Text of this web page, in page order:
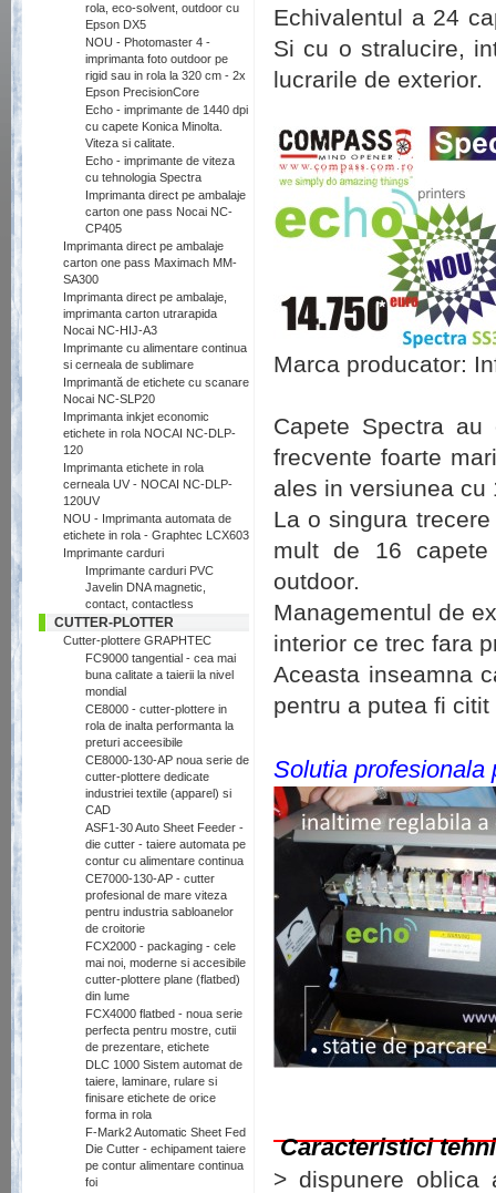
rola, eco-solvent, outdoor cu
Epson DX5
NOU - Photomaster 4 -
imprimanta foto outdoor pe
rigid sau in rola la 320 cm - 2x
Epson PrecisionCore
Echo - imprimante de 1440 dpi
cu capete Konica Minolta.
Viteza si calitate.
Echo - imprimante de viteza
cu tehnologia Spectra
Imprimanta direct pe ambalaje
carton one pass Nocai NC-
CP405
Imprimanta direct pe ambalaje
carton one pass Maximach MM-
SA300
Imprimanta direct pe ambalaje,
imprimanta carton utrarapida
Nocai NC-HIJ-A3
Imprimante cu alimentare continua
si cerneala de sublimare
Imprimantă de etichete cu scanare
Nocai NC-SLP20
Imprimanta inkjet economic
etichete in rola NOCAI NC-DLP-
120
Imprimanta etichete in rola
cerneala UV - NOCAI NC-DLP-
120UV
NOU - Imprimanta automata de
etichete in rola - Graphtec LCX603
Imprimante carduri
Imprimante carduri PVC
Javelin DNA magnetic,
contact, contactless
CUTTER-PLOTTER
Cutter-plottere GRAPHTEC
FC9000 tangential - cea mai
buna calitate a taierii la nivel
mondial
CE8000 - cutter-plottere in
rola de inalta performanta la
preturi acceesibile
CE8000-130-AP noua serie de
cutter-plottere dedicate
industriei textile (apparel) si
CAD
ASF1-30 Auto Sheet Feeder -
die cutter - taiere automata pe
contur cu alimentare continua
CE7000-130-AP - cutter
profesional de mare viteza
pentru industria sabloanelor
de croitorie
FCX2000 - packaging - cele
mai noi, moderne si accesibile
cutter-plottere plane (flatbed)
din lume
FCX4000 flatbed - noua serie
perfecta pentru mostre, cutii
de prezentare, etichete
DLC 1000 Sistem automat de
taiere, laminare, rulare si
finisare etichete de orice
forma in rola
F-Mark2 Automatic Sheet Fed
Die Cutter - echipament taiere
pe contur alimentare continua
foi
Echivalentul a 24
Si cu o stralucire,
lucrarile de exterior.
Marca producator:
Capete Spectra
frecvente foarte
ales in versiunea cu
La o singura
mult de 16
outdoor.
Managementul de
interior ce trec fara
Aceasta inseamna
pentru a putea fi citit
Solutia profesionala
Caracteristici
> dispunere oblica